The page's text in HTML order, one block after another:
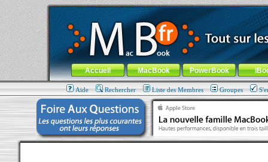
MacBook-fr.com : 100% Apple... 100% nomade !
Aller au contenu-Aller au menu général-Aller au menu de
Menu général
Accueil MacBook PowerBook
Aide Rechercher Liste des Membres Groupes